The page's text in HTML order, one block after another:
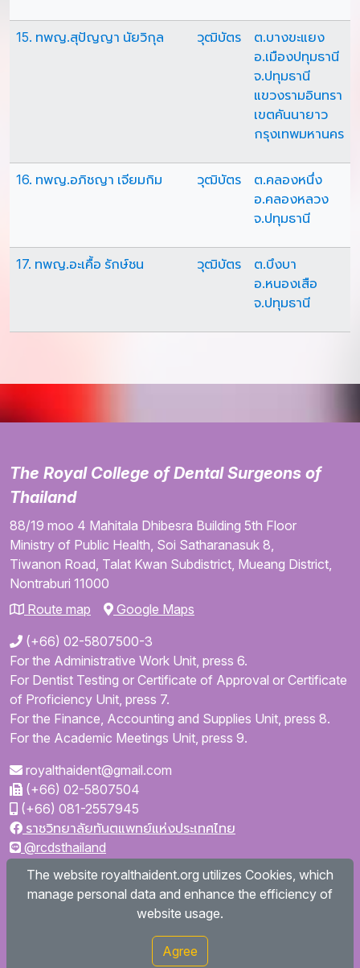
15. ทพญ.สุปัญญา นัยวิกุล วุฒิบัตร
ต.บางขะแยง
อ.เมืองปทุมธานี
จ.ปทุมธานี
แขวงรามอินทรา
เขตคันนายาว
กรุงเทพมหานคร
16. ทพญ.อภิชญา เจียมกิม วุฒิบัตร
ต.คลองหนึ่ง
อ.คลองหลวง
จ.ปทุมธานี
17. ทพญ.อะเคื้อ รักษ์ชน วุฒิบัตร
ต.บึงบา
อ.หนองเสือ
จ.ปทุมธานี
The Royal College of Dental Surgeons of
Thailand
88/19 moo 4 Mahitala Dhibesra Building 5th Floor
Ministry of Public Health, Soi Satharanasuk 8,
Tiwanon Road, Talat Kwan Subdistrict, Mueang District,
Nontraburi 11000
Route map
Google Maps
(+66) 02-5807500-3
For the Administrative Work Unit, press 6.
For Dentist Testing or Certificate of Approval or Certificate
of Proficiency Unit, press 7.
For the Finance, Accounting and Supplies Unit, press 8.
For the Academic Meetings Unit, press 9.
royalthaident@gmail.com
(+66) 02-5807504
(+66) 081-2557945
ราชวิทยาลัยทันตแพทย์แห่งประเทศไทย
@rcdsthailand
royalthaident
Royal College of Dental Surgeons of Thailand
royalthaident.org All rights reserved
The website royalthaident.org utilizes Cookies, which
manage personal data and enhance the efficiency of
website usage.
Agree